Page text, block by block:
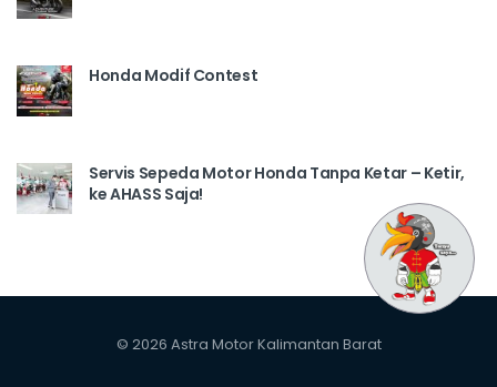
Honda Modif Contest
Servis Sepeda Motor Honda Tanpa Ketar – Ketir,
ke AHASS Saja!
© 2026 Astra Motor Kalimantan Barat